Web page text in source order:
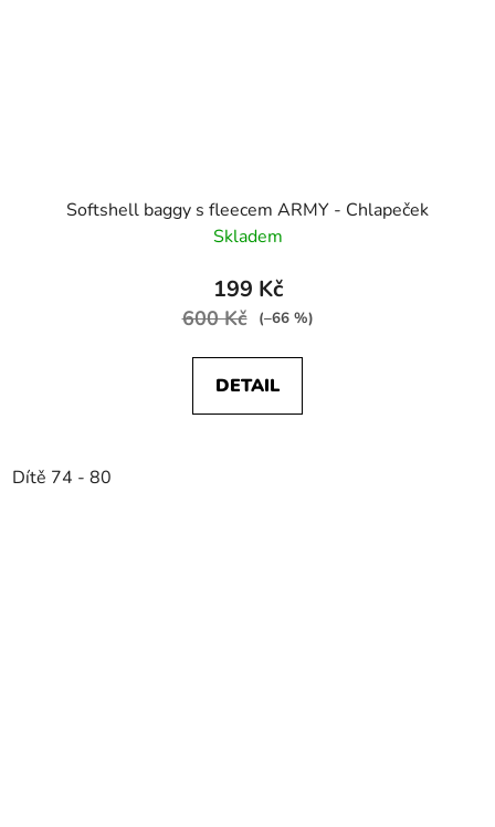
Softshell baggy s fleecem ARMY - Chlapeček
Skladem
199 Kč
600 Kč (–66 %)
DETAIL
Dítě 74 - 80